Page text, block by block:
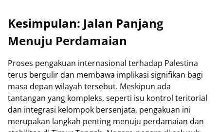
Kesimpulan: Jalan Panjang
Menuju Perdamaian
Proses pengakuan internasional terhadap Palestina
terus bergulir dan membawa implikasi signifikan bagi
masa depan wilayah tersebut. Meskipun ada
tantangan yang kompleks, seperti isu kontrol teritorial
dan integrasi kelompok bersenjata, pengakuan ini
merupakan langkah penting menuju perdamaian dan